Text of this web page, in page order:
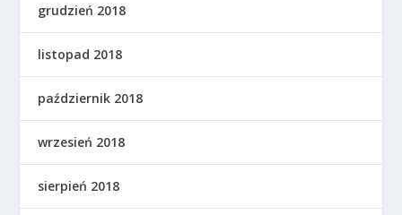
grudzień 2018
listopad 2018
październik 2018
wrzesień 2018
sierpień 2018